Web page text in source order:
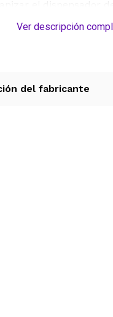
perfumes, cosméticos,
Ver descripción
del fabricante